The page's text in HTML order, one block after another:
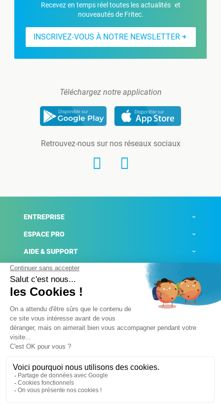
Recevez en temps réel toutes les actualités et
nouveautés de Fritec.
INSCRIVEZ-VOUS À NOTRE NEWSLETTER
Téléchargez notre application
Retrouvez-nous sur nos réseaux sociaux
ENTREPRISE
ESPACE PRO
AIDE & SUPPORT
ACTUALITÉS
Mentions légales
Conditions générales de ventes
Plateforme de signalement